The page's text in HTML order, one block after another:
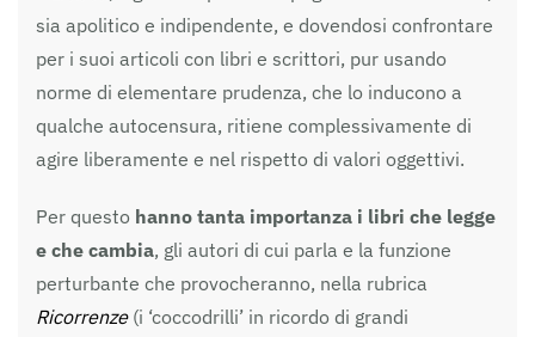
sia apolitico e indipendente, e dovendosi confrontare
per i suoi articoli con libri e scrittori, pur usando
norme di elementare prudenza, che lo inducono a
qualche autocensura, ritiene complessivamente di
agire liberamente e nel rispetto di valori oggettivi.
Per questo hanno tanta importanza i libri che legge
e che cambia, gli autori di cui parla e la funzione
perturbante che provocheranno, nella rubrica
Ricorrenze(i ‘coccodrilli’ in ricordo di grandi